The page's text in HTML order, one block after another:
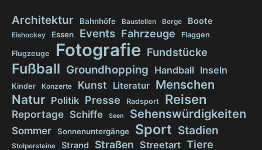
Architektur Bahnhöfe Baustellen Berge Boote
Eishockey Essen Events Fahrzeuge Flaggen
Flugzeuge Fotografie Fundstücke
Fußball Groundhopping Handball Inseln
Kinder Konzerte Kunst Literatur Menschen
Natur Politik Presse Radsport Reisen
Reportage Schiffe Seen Sehenswürdigkeiten
Sommer Sonnenuntergänge Sport Stadien
Stolpersteine Strand Straßen Streetart Tiere